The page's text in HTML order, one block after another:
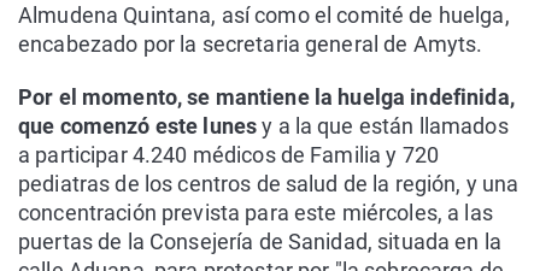
Almudena Quintana, así como el comité de huelga,
encabezado por la secretaria general de Amyts.
Por el momento, se mantiene la huelga indefinida,
que comenzó este lunesy a la que están llamados
a participar 4.240 médicos de Familia y 720
pediatras de los centros de salud de la región, y una
concentración prevista para este miércoles, a las
puertas de la Consejería de Sanidad, situada en la